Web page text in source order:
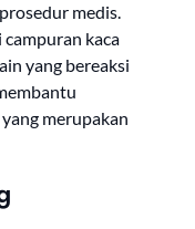
medis.
kaca
yang bereaksi
merupakan